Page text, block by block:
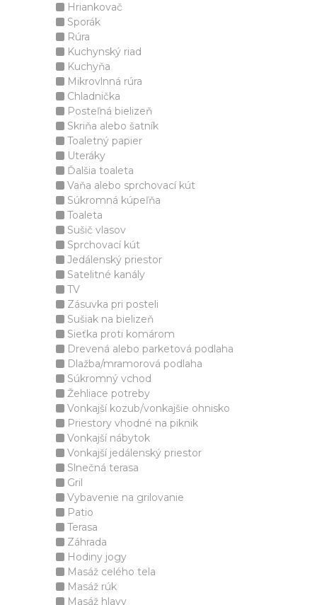
Hriankovač
Sporák
Rúra
Kuchynský riad
Kuchyňa
Mikrovlnná rúra
Chladnička
Posteľná bielizeň
Skriňa alebo šatník
Toaletný papier
Uteráky
Ďalšia toaleta
Vaňa alebo sprchovací kút
Súkromná kúpeľňa
Toaleta
Sušič vlasov
Sprchovací kút
Jedálenský priestor
Satelitné kanály
TV
Zásuvka pri posteli
Sušiak na bielizeň
Sieťka proti komárom
Drevená alebo parketová podlaha
Dlažba/mramorová podlaha
Súkromný vchod
Žehliace potreby
Vonkajší kozub/vonkajšie ohnisko
Priestory vhodné na piknik
Vonkajší nábytok
Vonkajší jedálenský priestor
Slnečná terasa
Gril
Vybavenie na grilovanie
Patio
Terasa
Záhrada
Hodiny jogy
Masáž celého tela
Masáž rúk
Masáž hlavy